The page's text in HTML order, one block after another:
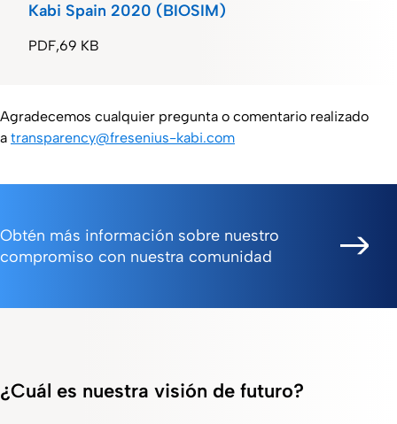
69 KB
PDF
Kabi Spain 2020 (BIOSIM)
Agradecemos cualquier pregunta o comentario realizado
a transparency@fresenius-kabi.com
Obtén más información sobre nuestro
compromiso con nuestra comunidad
¿Cuál es nuestra visión de futuro?